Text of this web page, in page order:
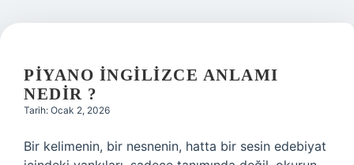
Hakkımızda
PIYANO INGILIZCE ANLAMI
NEDIR ?
Tarih: Ocak 2, 2026
Bir kelimenin, bir nesnenin, hatta bir sesin edebiyat